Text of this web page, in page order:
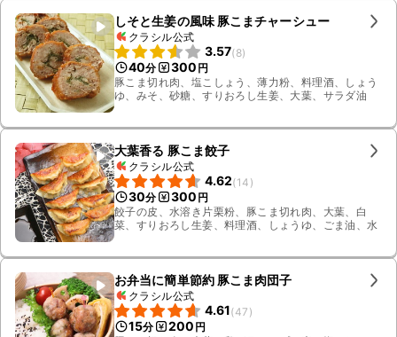
しそと生姜の風味 豚こまチャーシュー
クラシル公式
3.57(8)
40分 300 円
豚こま切れ肉、塩こしょう、薄力粉、料理酒、しょう
ゆ、みそ、砂糖、すりおろし生姜、大葉、サラダ油
大葉香る 豚こま餃子
クラシル公式
4.62(14 )
30分 300 円
餃子の皮、水溶き片栗粉、豚こま切れ肉、大葉、白
菜、すりおろし生姜、料理酒、しょうゆ、ごま油、水
お弁当に簡単節約 豚こま肉団子
クラシル公式
4.61(47 )
15分 200 円